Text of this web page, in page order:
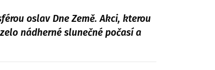
oslav Dne Země. Akci, kterou
nádherné slunečné počasí a